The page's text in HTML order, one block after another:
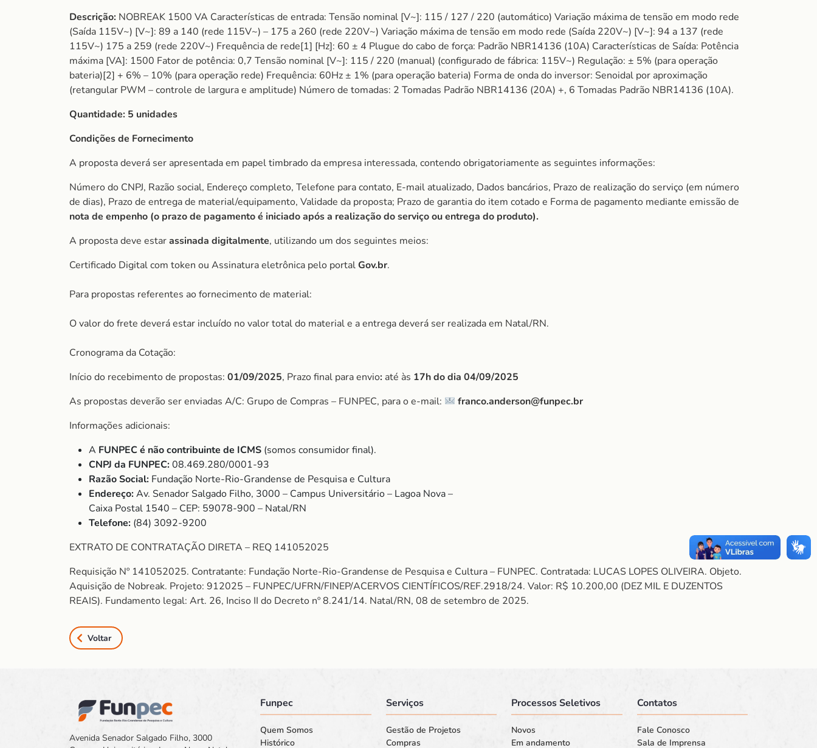
Descrição: NOBREAK 1500 VA Características de entrada: Tensão nominal [V~]: 115 / 127 / 220 (automático) Variação máxima de tensão em modo rede
(Saída 115V~) [V~]: 89 a 140 (rede 115V~) – 175 a 260 (rede 220V~) Variação máxima de tensão em modo rede (Saída 220V~) [V~]: 94 a 137 (rede
115V~) 175 a 259 (rede 220V~) Frequência de rede[1] [Hz]: 60 ± 4 Plugue do cabo de força: Padrão NBR14136 (10A) Características de Saída: Potência
máxima [VA]: 1500 Fator de potência: 0,7 Tensão nominal [V~]: 115 / 220 (manual) (configurado de fábrica: 115V~) Regulação: ± 5% (para operação
bateria)[2] + 6% – 10% (para operação rede) Frequência: 60Hz ± 1% (para operação bateria) Forma de onda do inversor: Senoidal por aproximação
(retangular PWM – controle de largura e amplitude) Número de tomadas: 2 Tomadas Padrão NBR14136 (20A) +, 6 Tomadas Padrão NBR14136 (10A).
Quantidade: 5 unidades
Condições de Fornecimento
A proposta deverá ser apresentada em papel timbrado da empresa interessada, contendo obrigatoriamente as seguintes informações:
Número do CNPJ, Razão social, Endereço completo, Telefone para contato, E-mail atualizado, Dados bancários, Prazo de realização do serviço (em número
de dias), Prazo de entrega de material/equipamento, Validade da proposta; Prazo de garantia do item cotado e Forma de pagamento mediante emissão de
nota de empenho (o prazo de pagamento é iniciado após a realização do serviço ou entrega do produto).
A proposta deve estarassinada digitalmente, utilizando um dos seguintes meios:
Certificado Digital com token ou Assinatura eletrônica pelo portalGov.br.
Para propostas referentes ao fornecimento de material:
O valor do frete deverá estar incluído no valor total do material e a entrega deverá ser realizada em Natal/RN.
Cronograma da Cotação:
Início do recebimento de propostas: 01/09/2025, Prazo final para envio: até às 17h do dia 04/09/2025
As propostas deverão ser enviadas A/C: Grupo de Compras – FUNPEC, para o e-mail:
franco.anderson@funpec.br
Informações adicionais:
A FUNPEC é não contribuinte de ICMS (somos consumidor final).
CNPJ da FUNPEC:08.469.280/0001-93
Razão Social: Fundação Norte-Rio-Grandense de Pesquisa e Cultura
Endereço:Av. Senador Salgado Filho, 3000 – Campus Universitário – Lagoa Nova –
Caixa Postal 1540 – CEP: 59078-900 – Natal/RN
Telefone: (84) 3092-9200
EXTRATO DE CONTRATAÇÃO DIRETA – REQ 141052025
Requisição Nº 141052025. Contratante: Fundação Norte-Rio-Grandense de Pesquisa e Cultura – FUNPEC. Contratada: LUCAS LOPES OLIVEIRA. Objeto.
Aquisição de Nobreak. Projeto: 912025 – FUNPEC/UFRN/FINEP/ACERVOS CIENTÍFICOS/REF.2918/24. Valor: R$ 10.200,00 (DEZ MIL E DUZENTOS
REAIS). Fundamento legal: Art. 26, Inciso II do Decreto nº 8.241/14. Natal/RN, 08 de setembro de 2025.
Voltar
Avenida Senador Salgado Filho, 3000
Funpec
Quem Somos
Histórico
Serviços
Gestão de Projetos
Compras
Processos Seletivos
Novos
Em andamento
Contatos
Fale Conosco
Sala de Imprensa